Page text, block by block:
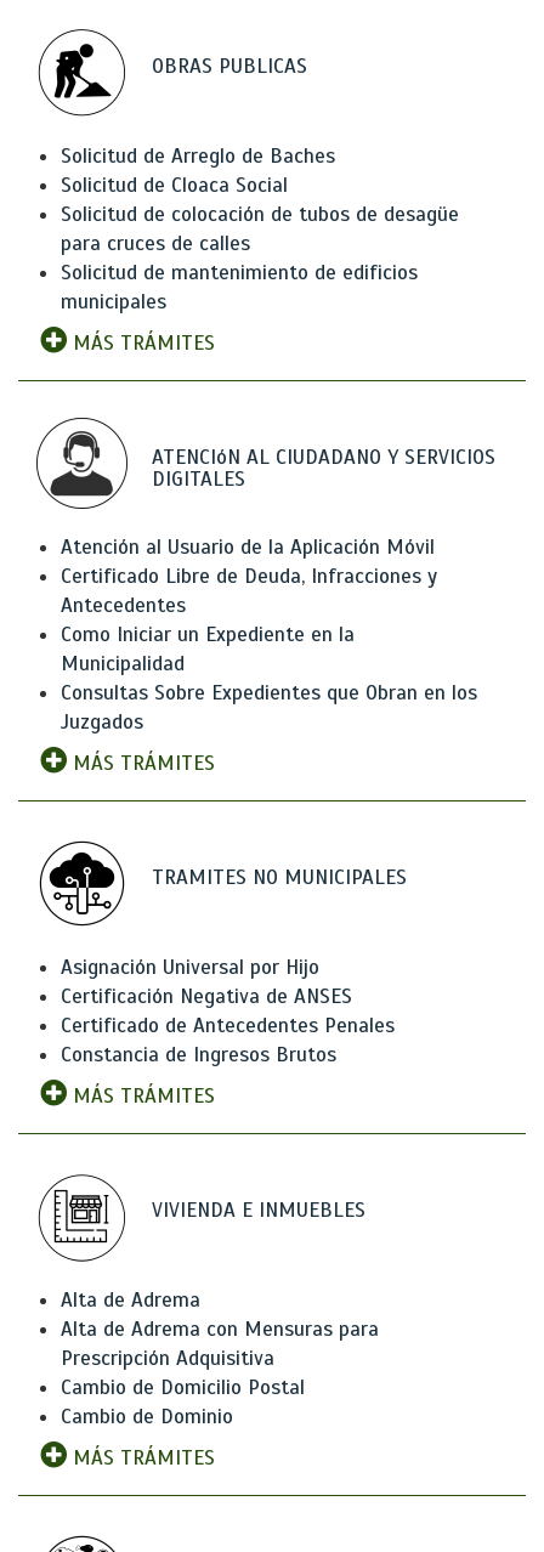
OBRAS PUBLICAS
Solicitud de Arreglo de Baches
Solicitud de Cloaca Social
Solicitud de colocación de tubos de desagüe
para cruces de calles
Solicitud de mantenimiento de edificios
municipales
MÁS TRÁMITES
ATENCIóN AL CIUDADANO Y SERVICIOS
DIGITALES
Atención al Usuario de la Aplicación Móvil
Certificado Libre de Deuda, Infracciones y
Antecedentes
Como Iniciar un Expediente en la
Municipalidad
Consultas Sobre Expedientes que Obran en los
Juzgados
MÁS TRÁMITES
TRAMITES NO MUNICIPALES
Asignación Universal por Hijo
Certificación Negativa de ANSES
Certificado de Antecedentes Penales
Constancia de Ingresos Brutos
MÁS TRÁMITES
VIVIENDA E INMUEBLES
Alta de Adrema
Alta de Adrema con Mensuras para
Prescripción Adquisitiva
Cambio de Domicilio Postal
Cambio de Dominio
MÁS TRÁMITES